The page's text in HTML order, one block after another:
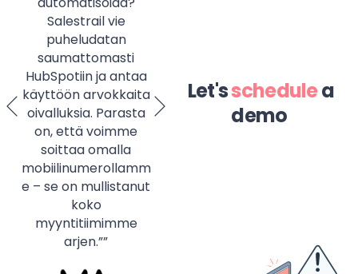
Salestrail vie
puheludatan
saumattomasti
HubSpotiin ja antaa
käyttöön arvokkaita
oivalluksia. Parasta
on, että voimme
soittaa omalla
mobiilinumerollamm
e – se on mullistanut
koko
myyntitiimimme
arjen.””
Let'sschedulea
demo